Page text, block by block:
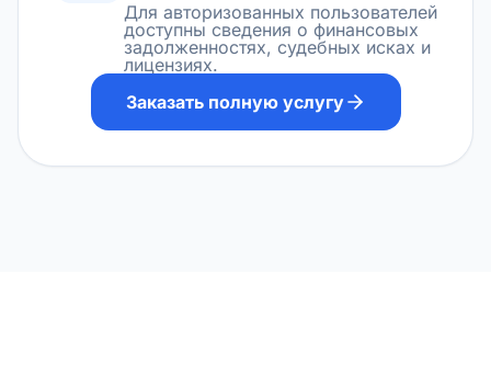
Для авторизованных пользователей
доступны сведения о финансовых
задолженностях, судебных исках и
лицензиях.
Заказать полную услугу